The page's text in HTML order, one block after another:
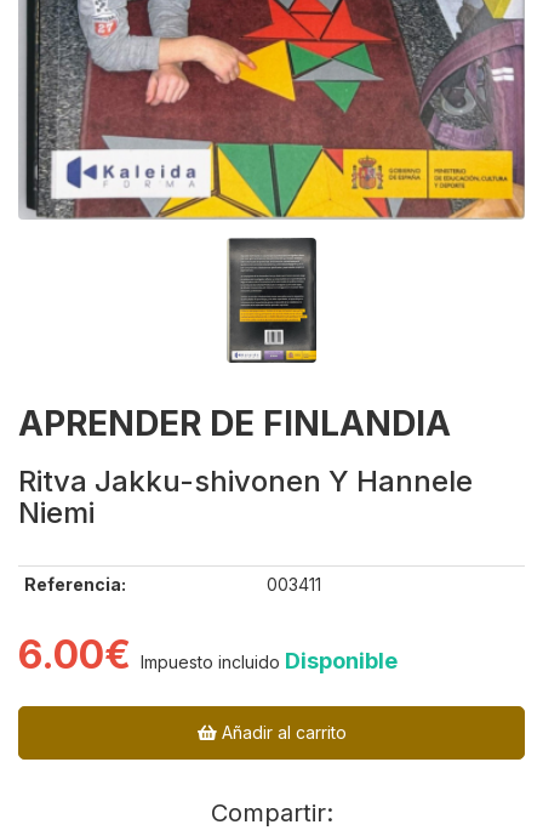
APRENDER DE FINLANDIA
Ritva Jakku-shivonen Y Hannele
Niemi
Referencia: 003411
6.00€ Impuesto incluido Disponible
Añadir al carrito
Compartir: